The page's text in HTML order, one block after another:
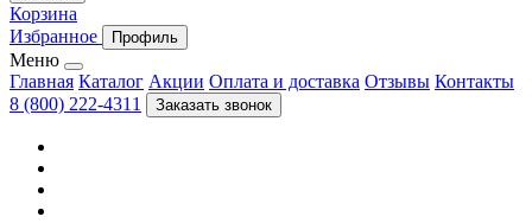
Корзина
Избранное
Профиль
Меню
Главная Каталог Акции Оплата и доставка Отзывы Контакты
8 (800) 222-4311
Заказать звонок